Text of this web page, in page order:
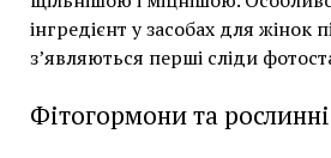
інгредієнт у засобах для жінок
з’являються перші сліди
Фітогормони та